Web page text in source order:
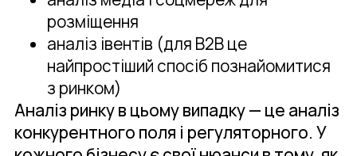
розміщення
аналіз івентів (для B2B це
найпростіший спосіб познайомитися
з ринком)
Аналіз ринку в цьому випадку — це аналіз
конкурентного поля і регуляторного. У